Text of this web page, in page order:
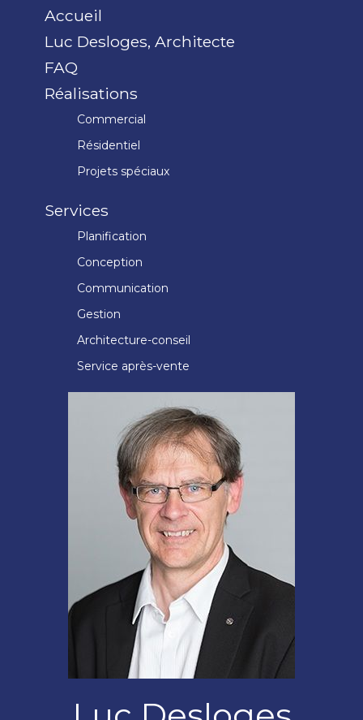
Accueil
Luc Desloges, Architecte
FAQ
Réalisations
Commercial
Résidentiel
Projets spéciaux
Services
Planification
Conception
Communication
Gestion
Architecture-conseil
Service après-vente